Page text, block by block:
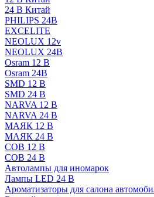
24 В Китай
PHILIPS 24В
EXCELITE
NEOLUX 12v
NEOLUX 24В
Osram 12 В
Osram 24В
SMD 12 В
SMD 24 В
NARVA 12 В
NARVA 24 В
МАЯК 12 В
МАЯК 24 В
COB 12 В
COB 24 В
Автолампы для иномарок
Лампы LED 24 B
Ароматизаторы для салона